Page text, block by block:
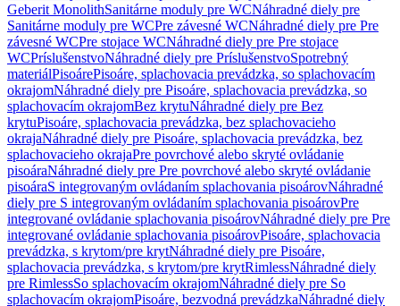
Geberit MonolithSanitárne moduly pre WCNáhradné diely pre
Sanitárne moduly pre WCPre závesné WCNáhradné diely pre Pre
závesné WCPre stojace WCNáhradné diely pre Pre stojace
WCPríslušenstvoNáhradné diely pre PríslušenstvoSpotrebný
materiálPisoárePisoáre, splachovacia prevádzka, so splachovacím
okrajomNáhradné diely pre Pisoáre, splachovacia prevádzka, so
splachovacím okrajomBez krytuNáhradné diely pre Bez
krytuPisoáre, splachovacia prevádzka, bez splachovacieho
okrajaNáhradné diely pre Pisoáre, splachovacia prevádzka, bez
splachovacieho okrajaPre povrchové alebo skryté ovládanie
pisoáraNáhradné diely pre Pre povrchové alebo skryté ovládanie
pisoáraS integrovaným ovládaním splachovania pisoárovNáhradné
diely pre S integrovaným ovládaním splachovania pisoárovPre
integrované ovládanie splachovania pisoárovNáhradné diely pre Pre
integrované ovládanie splachovania pisoárovPisoáre, splachovacia
prevádzka, s krytom/pre krytNáhradné diely pre Pisoáre,
splachovacia prevádzka, s krytom/pre krytRimlessNáhradné diely
pre RimlessSo splachovacím okrajomNáhradné diely pre So
splachovacím okrajomPisoáre, bezvodná prevádzkaNáhradné diely